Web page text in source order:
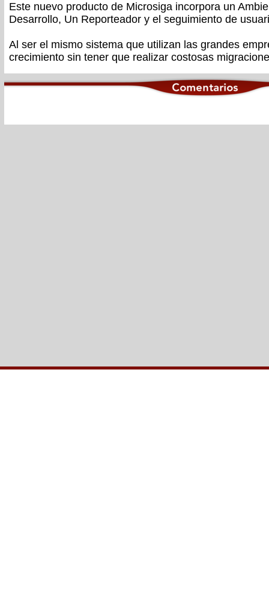
Este nuevo producto de Microsiga incorpora un
Desarrollo, Un Reporteador y el seguimiento de
Al ser el mismo sistema que utilizan las grandes
crecimiento sin tener que realizar costosas